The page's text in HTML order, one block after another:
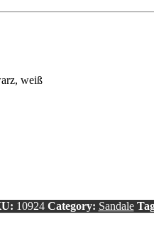
weiß
10924 Category: Sandale